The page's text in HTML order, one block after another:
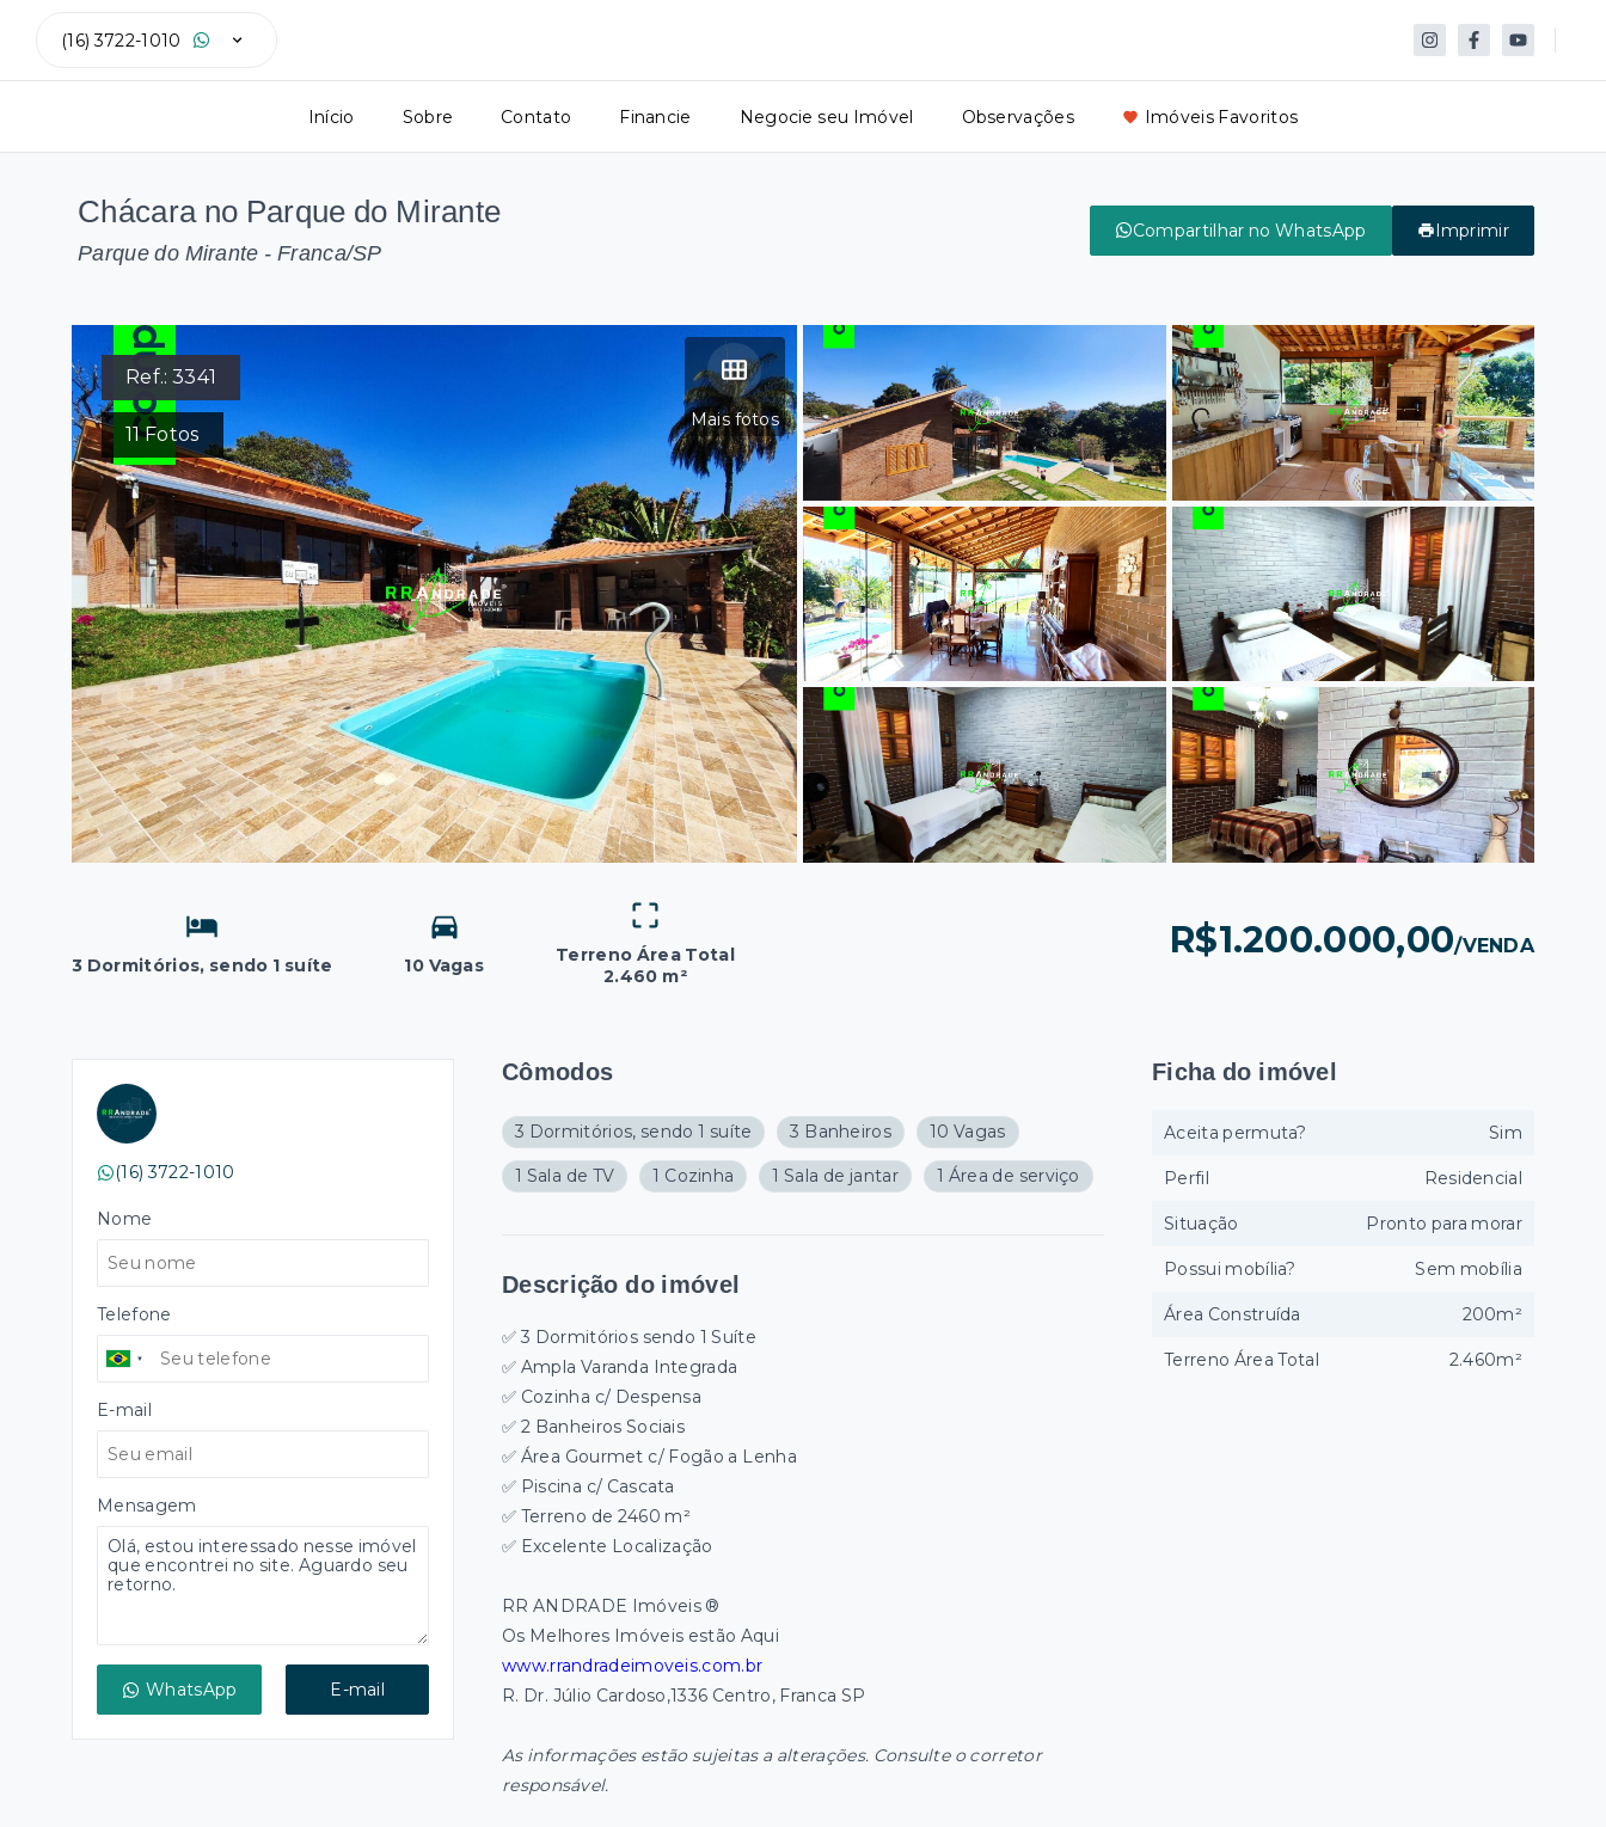
(16) 3722-1010
Início Sobre Contato Financie Negocie seu Imóvel Observações Imóveis Favoritos
Chácara no Parque do Mirante
Parque do Mirante - Franca/SP
Compartilhar no WhatsApp Imprimir
Mais fotos
Ref.:3341
11Fotos
3 Dormitórios, sendo 1 suíte 10 Vagas
Terreno Área Total
2.460 m²
R$1.200.000,00/VENDA
(16) 3722-1010
Nome
Telefone
E-mail
Mensagem
WhatsApp E-mail
Cômodos
3 Dormitórios, sendo 1 suíte 3 Banheiros 10 Vagas
1 Sala de TV 1 Cozinha 1 Sala de jantar 1 Área de serviço
Descrição do imóvel
✅ 3 Dormitórios sendo 1 Suíte
✅ Ampla Varanda Integrada
✅ Cozinha c/ Despensa
✅ 2 Banheiros Sociais
✅ Área Gourmet c/ Fogão a Lenha
✅ Piscina c/ Cascata
✅ Terreno de 2460 m²
✅ Excelente Localização
RR ANDRADE Imóveis ®
Os Melhores Imóveis estão Aqui
www.rrandradeimoveis.com.br
R. Dr. Júlio Cardoso,1336 Centro, Franca SP
As informações estão sujeitas a alterações. Consulte o corretor
responsável.
Ficha do imóvel
Aceita permuta? Sim
Perfil Residencial
Situação Pronto para morar
Possui mobília? Sem mobília
Área Construída 200m²
Terreno Área Total 2.460m²